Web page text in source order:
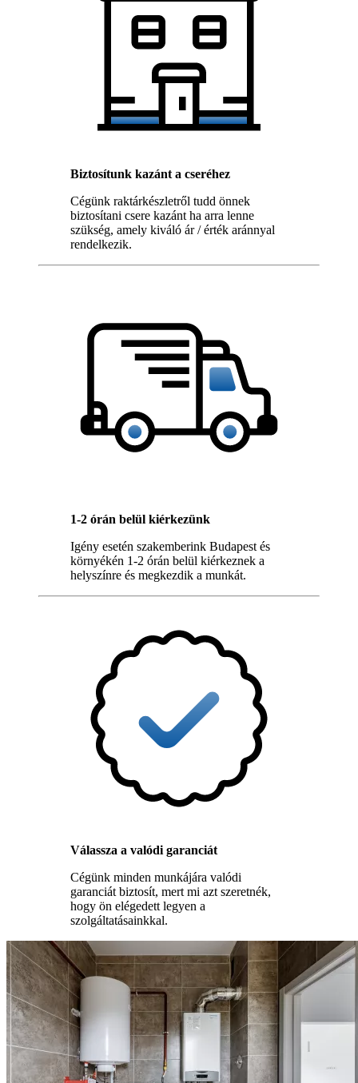
Biztosítunk kazánt a cseréhez
Cégünk raktárkészletről tudd önnek
biztosítani csere kazánt ha arra lenne
szükség, amely kiváló ár / érték aránnyal
rendelkezik.
1-2 órán belül kiérkezünk
Igény esetén szakemberink Budapest és
környékén 1-2 órán belül kiérkeznek a
helyszínre és megkezdik a munkát.
Válassza a valódi garanciát
Cégünk minden munkájára valódi
garanciát biztosít, mert mi azt szeretnék,
hogy ön elégedett legyen a
szolgáltatásainkkal.